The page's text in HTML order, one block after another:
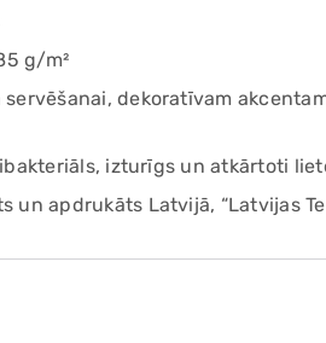
g/m²
servēšanai, dekoratīvam
izturīgs un atkārtoti
un apdrukāts Latvijā, “Latvijas